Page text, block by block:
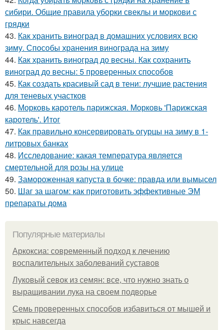
сибири. Общие правила уборки свеклы и моркови с
грядки
43. Как хранить виноград в домашних условиях всю
зиму. Способы хранения винограда на зиму
44. Как хранить виноград до весны. Как сохранить
виноград до весны: 5 проверенных способов
45. Как создать красивый сад в тени: лучшие растения
для теневых участков
46. Морковь каротель парижская. Морковь 'Парижская
каротель'. Итог
47. Как правильно консервировать огурцы на зиму в 1-
литровых банках
48. Исследование: какая температура является
смертельной для розы на улице
49. Замороженная капуста в бочке: правда или вымысел
50. Шаг за шагом: как приготовить эффективные ЭМ
препараты дома
Популярные материалы
Аркоксиа: современный подход к лечению
воспалительных заболеваний суставов
Луковый севок из семян: все, что нужно знать о
выращивании лука на своем подворье
Семь проверенных способов избавиться от мышей и
крыс навсегда